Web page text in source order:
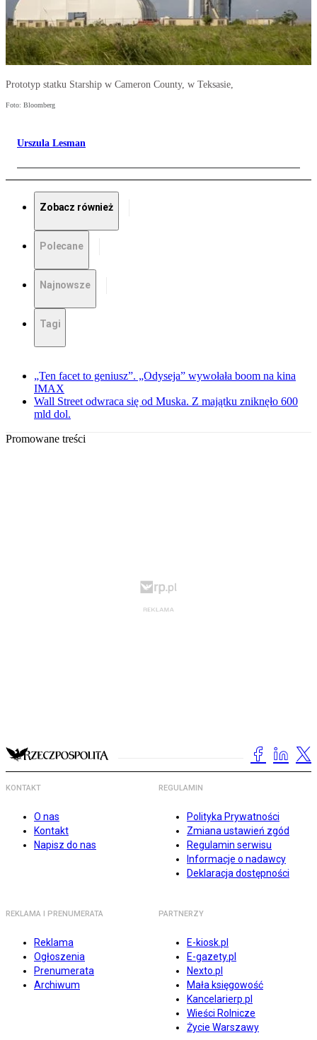
Prototyp statku Starship w Cameron County, w Teksasie,
Foto: Bloomberg
Urszula Lesman
Zobacz również
Polecane
Najnowsze
Tagi
„Ten facet to geniusz”. „Odyseja” wywołała boom na kina
IMAX
Wall Street odwraca się od Muska. Z majątku zniknęło 600
mld dol.
Promowane treści
KONTAKT
O nas
Kontakt
Napisz do nas
REGULAMIN
Polityka Prywatności
Zmiana ustawień zgód
Regulamin serwisu
Informacje o nadawcy
Deklaracja dostępności
REKLAMA I PRENUMERATA
Reklama
Ogłoszenia
Prenumerata
Archiwum
PARTNERZY
E-kiosk.pl
E-gazety.pl
Nexto.pl
Mała księgowość
Kancelarierp.pl
Wieści Rolnicze
Życie Warszawy